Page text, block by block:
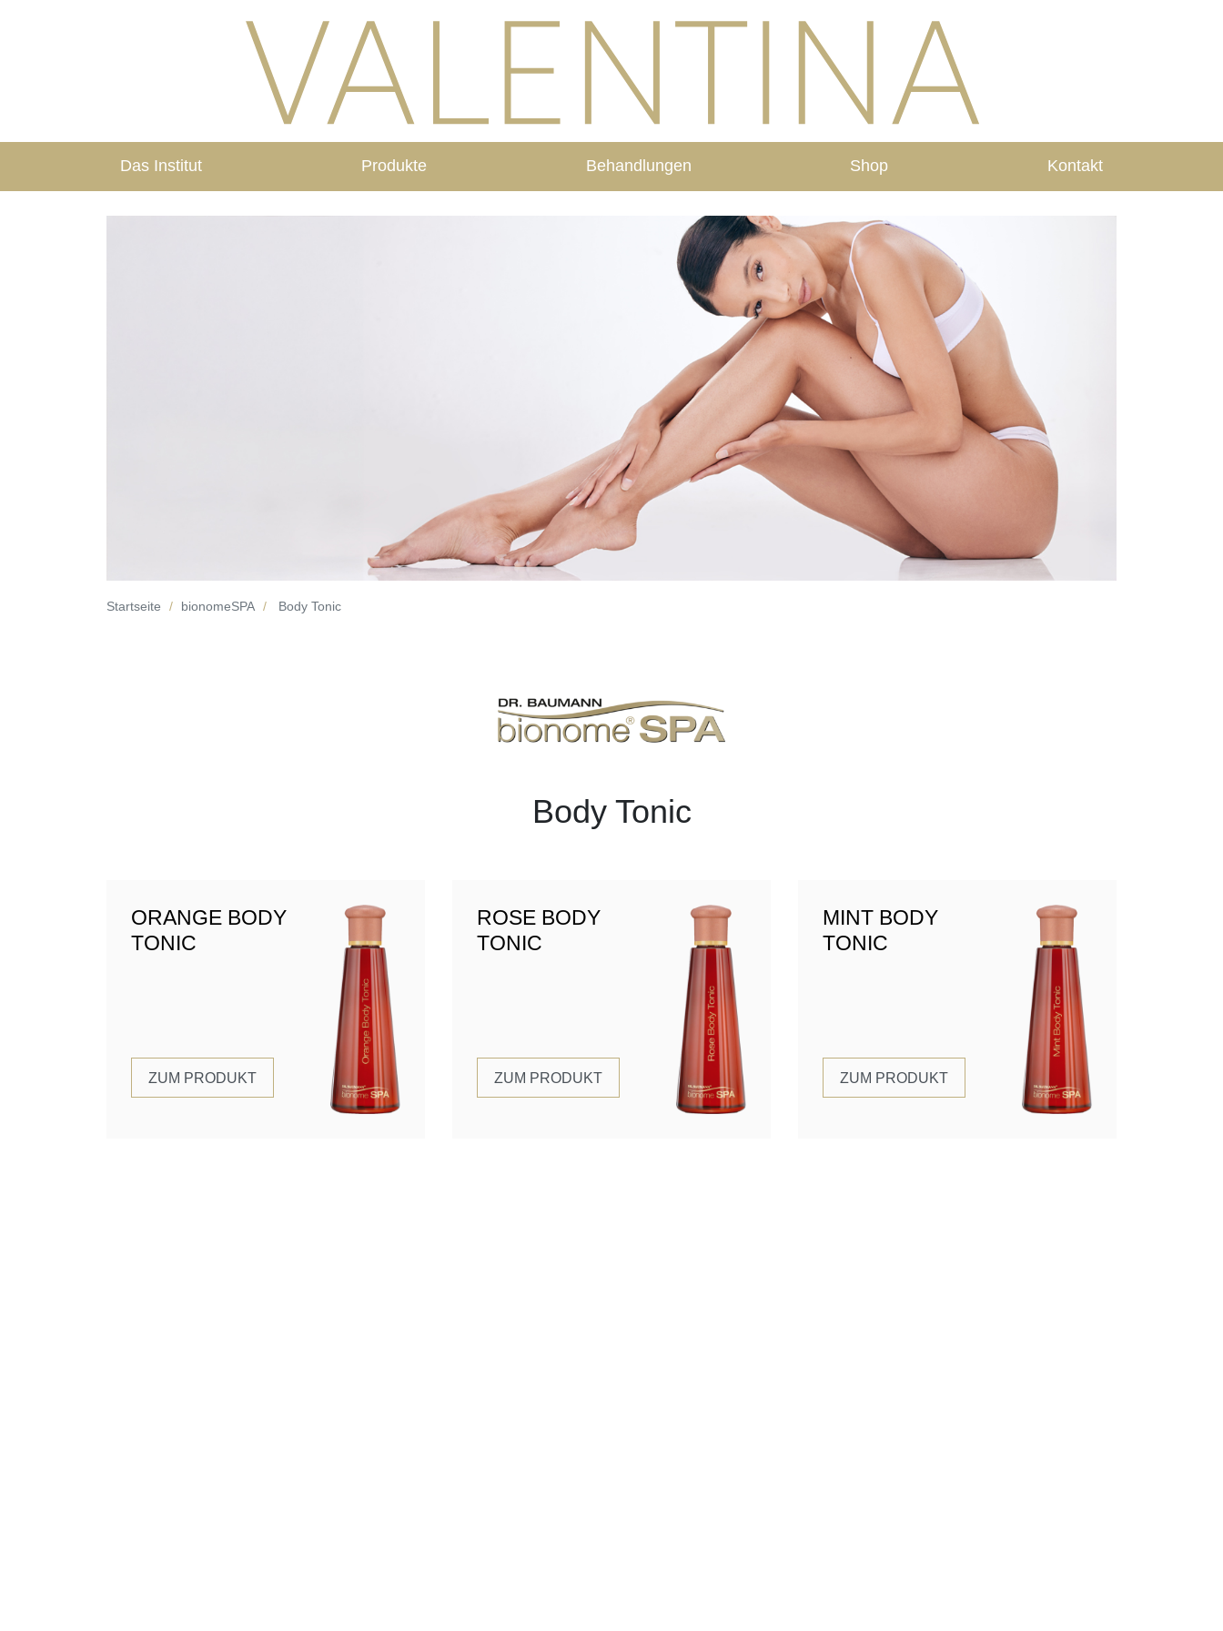
Das Institut Produkte Behandlungen Shop Kontakt
Startseite bionomeSPA Body Tonic
Body Tonic
ORANGE BODY
TONIC
ZUM PRODUKT
ROSE BODY
TONIC
ZUM PRODUKT
MINT BODY
TONIC
ZUM PRODUKT